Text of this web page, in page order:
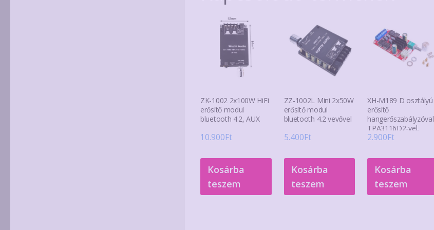
ZK-1002 2x100W HiFi
erősítő modul
bluetooth 4.2, AUX
10.900Ft
Kosárba
teszem
ZZ-1002L Mini 2x50W
erősítő modul
bluetooth 4.2 vevővel
5.400Ft
Kosárba
teszem
XH-M189 D osztályú
erősítő
hangerőszabályzóval
TPA3116D2-vel,
2x50w
2.900Ft
Kosárba
teszem